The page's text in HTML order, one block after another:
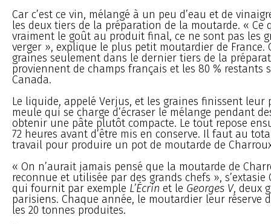
Car c’est ce vin, mélangé à un peu d’eau et de
les deux tiers de la préparation de la moutarde. « Ce
vraiment le goût au produit final, ce ne sont pas les
verger », explique le plus petit moutardier de France.
graines seulement dans le dernier tiers de la
proviennent de champs français et les 80 % restants
Canada.
Le liquide, appelé Verjus, et les graines finissent leur
meule qui se charge d’écraser le mélange pendant
obtenir une pâte plutôt compacte. Le tout repose
72 heures avant d’être mis en conserve. Il faut au
travail pour produire un pot de moutarde de
« On n’aurait jamais pensé que la moutarde de
reconnue et utilisée par des grands chefs », s’extasie
qui fournit par exemple L’Écrin et le Georges V, deux
parisiens. Chaque année, le moutardier leur réserve
les 20 tonnes produites.